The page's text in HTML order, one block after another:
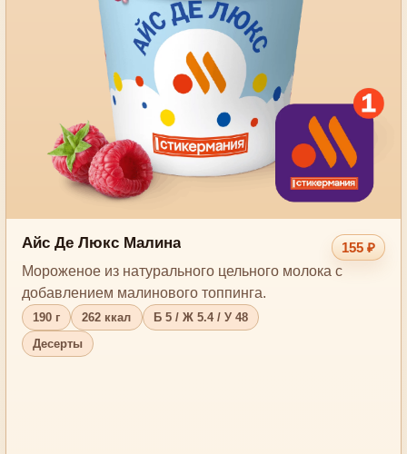
Айс Де Люкс Малина
155 ₽
Мороженое из натурального цельного молока с
добавлением малинового топпинга.
190 г 262 ккал
Б 5 / Ж 5.4 / У 48
Десерты